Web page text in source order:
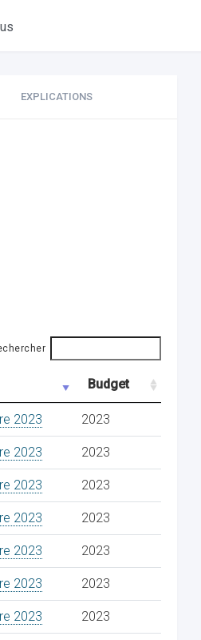
EXPLICATIONS
Budget
2023 2023
2023 2023
2023 2023
2023 2023
2023 2023
2023 2023
2023 2023